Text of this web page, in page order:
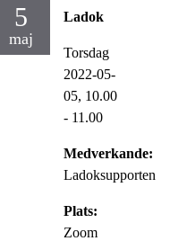
5
maj
Ladok
Torsdag
2022-05-
05, 10.00
- 11.00
Medverkande:
Ladoksupporten
Plats:
Zoom